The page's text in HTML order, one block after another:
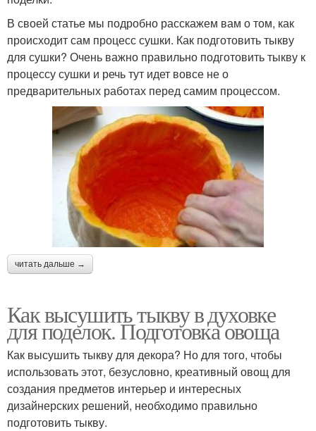
В своей статье мы подробно расскажем вам о том, как
происходит сам процесс сушки. Как подготовить тыкву
для сушки? Очень важно правильно подготовить тыкву к
процессу сушки и речь тут идет вовсе не о
предварительных работах перед самим процессом.
читать дальше →
Как высушить тыкву в духовке
для поделок. Подготовка овоща
Как высушить тыкву для декора? Но для того, чтобы
использовать этот, безусловно, креативный овощ для
создания предметов интерьер и интересных
дизайнерских решений, необходимо правильно
подготовить тыкву.